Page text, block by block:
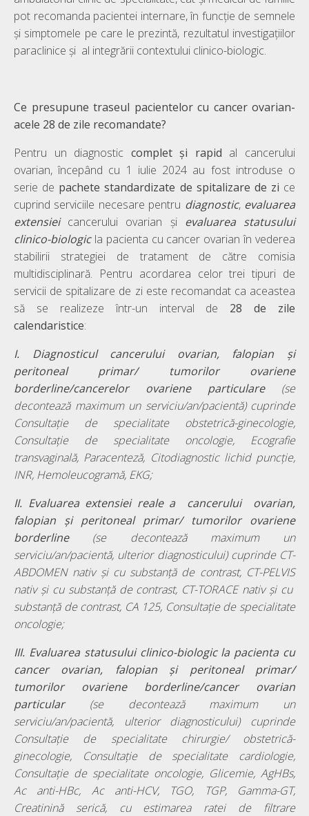
pot recomanda pacientei internare, în funcție de semnele
și simptomele pe care le prezintă, rezultatul investigațiilor
paraclinice și al integrării contextului clinico-biologic.
Ce presupune traseul pacientelor cu cancer ovarian-
acele 28 de zile recomandate?
Pentru un diagnostic complet și rapid al cancerului
ovarian, începând cu 1 iulie 2024 au fost introduse o
serie de pachete standardizate de spitalizare de zi ce
cuprind serviciile necesare pentru diagnostic, evaluarea
extensieicancerului ovarian și evaluarea statusului
clinico-biologicla pacienta cu cancer ovarian în vederea
stabilirii strategiei de tratament de către comisia
multidisciplinară. Pentru acordarea celor trei tipuri de
servicii de spitalizare de zi este recomandat ca aceastea
să se realizeze într-un interval de 28 de zile
calendaristice:
I. Diagnosticul cancerului ovarian, falopian și
peritoneal primar/ tumorilor ovariene
borderline/cancerelor ovariene particulare(se
decontează maximum un serviciu/an/pacientă) cuprinde
Consultație de specialitate obstetrică-ginecologie,
Consultație de specialitate oncologie, Ecografie
transvaginală, Paracenteză, Citodiagnostic lichid puncție,
INR, Hemoleucogramă, EKG;
II. Evaluarea extensiei reale a cancerului ovarian,
falopian și peritoneal primar/ tumorilor ovariene
borderline(se decontează maximum un
serviciu/an/pacientă, ulterior diagnosticului) cuprinde CT-
ABDOMEN nativ și cu substanță de contrast, CT-PELVIS
nativ și cu substanță de contrast, CT-TORACE nativ și cu
substanță de contrast, CA 125, Consultație de specialitate
oncologie;
III. Evaluarea statusului clinico-biologic la pacienta cu
cancer ovarian, falopian și peritoneal primar/
tumorilor ovariene borderline/cancer ovarian
particular(se decontează maximum un
serviciu/an/pacientă, ulterior diagnosticului) cuprinde
Consultație de specialitate chirurgie/ obstetrică-
ginecologie, Consultație de specialitate cardiologie,
Consultație de specialitate oncologie, Glicemie, AgHBs,
Ac anti-HBc, Ac anti-HCV, TGO, TGP, Gamma-GT,
Creatinină serică, cu estimarea ratei de filtrare